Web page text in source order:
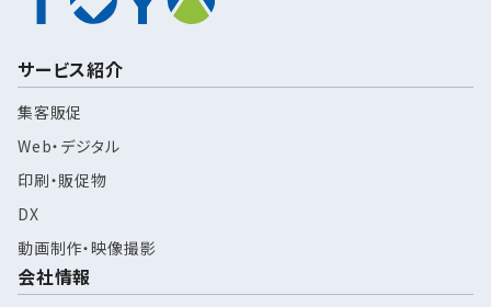
サービス紹介
集客販促
Web・デジタル
印刷・販促物
DX
動画制作・映像撮影
会社情報